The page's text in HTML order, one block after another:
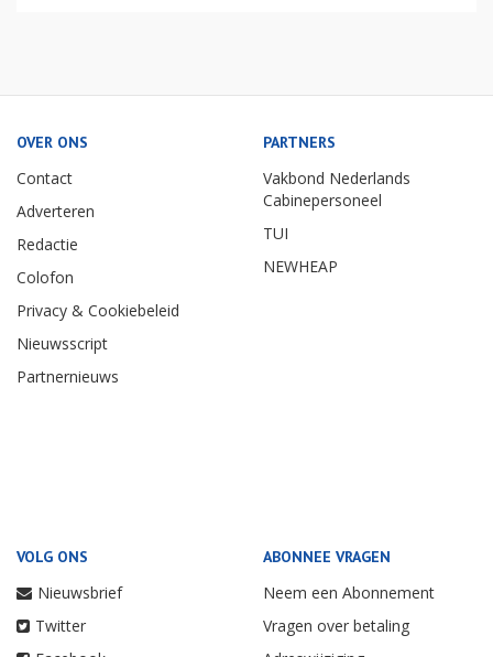
OVER ONS
Contact
Adverteren
Redactie
Colofon
Privacy & Cookiebeleid
Nieuwsscript
Partnernieuws
PARTNERS
Vakbond Nederlands
Cabinepersoneel
TUI
NEWHEAP
VOLG ONS
Nieuwsbrief
Twitter
ABONNEE VRAGEN
Neem een Abonnement
Vragen over betaling